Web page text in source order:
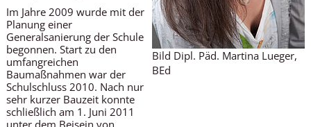
Bild Dipl. Päd. Martina Lueger,
BEd
Im Jahre 2009 wurde mit der
Planung einer
Generalsanierung der Schule
begonnen. Start zu den
umfangreichen
Baumaßnahmen war der
Schulschluss 2010. Nach nur
sehr kurzer Bauzeit konnte
schließlich am 1. Juni 2011
unter dem Beisein von